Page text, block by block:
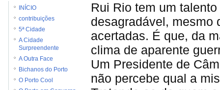
Rui Rio tem um
desagradável, mesmo
acertadas. É que, da
clima de aparente
Um Presidente de
não percebe qual a
INÍCIO
contribuições
5ª Cidade
A Cidade
Surpreendente
A Outra Face
Bichanos do Porto
O Porto Cool